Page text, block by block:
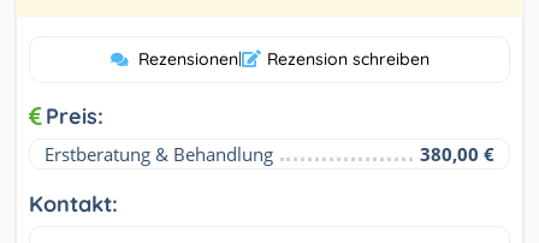
Rezensionen| Rezension schreiben
Preis:
Erstberatung & Behandlung 380,00 €
Kontakt: